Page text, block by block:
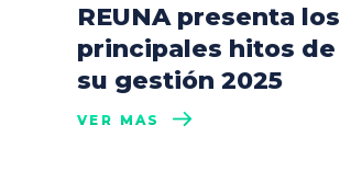
REUNA presenta los
principales hitos de
su gestión 2025
VER MÁS